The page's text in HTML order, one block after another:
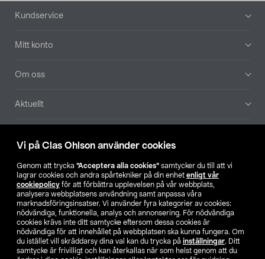
Vi på Clas Ohlson använder cookies
Genom att trycka ”Acceptera alla cookies” samtycker du till att vi
lagrar cookies och andra spårtekniker på din enhet enligt vår
cookiepolicy för att förbättra upplevelsen på vår webbplats,
analysera webbplatsens användning samt anpassa våra
marknadsföringsinsatser. Vi använder fyra kategorier av cookies:
nödvändiga, funktionella, analys och annonsering. För nödvändiga
cookies krävs inte ditt samtycke eftersom dessa cookies är
nödvändiga för att innehållet på webbplatsen ska kunna fungera. Om
du istället vill skräddarsy dina val kan du trycka på inställningar. Ditt
samtycke är frivilligt och kan återkallas när som helst genom att du
Sidfot
Kundservice
Mitt konto
Om oss
Aktuellt
Hitta butik
SE NO FI